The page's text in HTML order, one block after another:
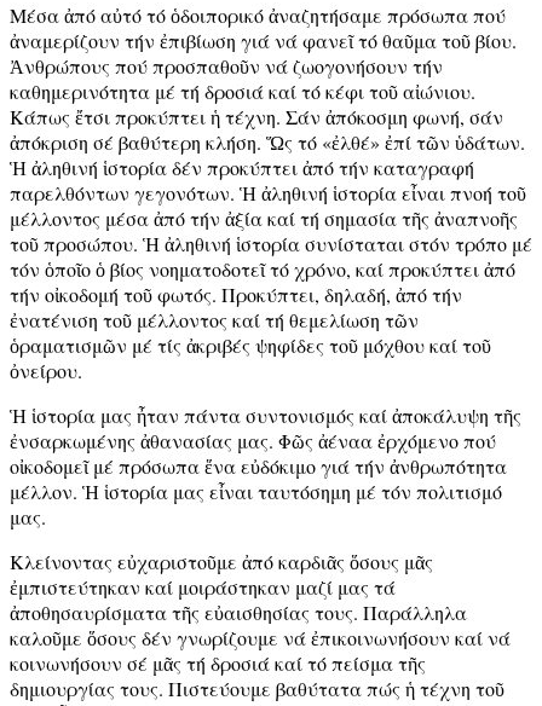
Μέσα ἀπό αὐτό τό ὁδοιπορικό ἀναζητήσαμε πρόσωπα πού
ἀναμερίζουν τήν ἐπιβίωση γιά νά φανεῖ τό θαῦμα τοῦ βίου.
Ἀνθρώπους πού προσπαθοῦν νά ζωογονήσουν τήν
καθημερινότητα μέ τή δροσιά καί τό κέφι τοῦ αἰώνιου.
Κάπως ἔτσι προκύπτει ἡ τέχνη. Σάν ἀπόκοσμη φωνή, σάν
ἀπόκριση σέ βαθύτερη κλήση. Ὥς τό «ἐλθέ» ἐπί τῶν ὑδάτων.
Ἡ ἀληθινή ἱστορία δέν προκύπτει ἀπό τήν καταγραφή
παρελθόντων γεγονότων. Ἡ ἀληθινή ἱστορία εἶναι πνοή τοῦ
μέλλοντος μέσα ἀπό τήν ἀξία καί τή σημασία τῆς ἀναπνοῆς
τοῦ προσώπου. Ἡ ἀληθινή ἱστορία συνίσταται στόν τρόπο μέ
τόν ὁποῖο ὁ βίος νοηματοδοτεῖ τό χρόνο, καί προκύπτει ἀπό
τήν οἰκοδομή τοῦ φωτός. Προκύπτει, δηλαδή, ἀπό τήν
ἐνατένιση τοῦ μέλλοντος καί τή θεμελίωση τῶν
ὁραματισμῶν μέ τίς ἀκριβές ψηφίδες τοῦ μόχθου καί τοῦ
ὀνείρου.
Ἡ ἱστορία μας ἦταν πάντα συντονισμός καί ἀποκάλυψη τῆς
ἐνσαρκωμένης ἀθανασίας μας. Φῶς ἀέναα ἐρχόμενο πού
οἰκοδομεῖ μέ πρόσωπα ἕνα εὐδόκιμο γιά τήν ἀνθρωπότητα
μέλλον. Ἡ ἱστορία μας εἶναι ταυτόσημη μέ τόν πολιτισμό
μας.
Κλείνοντας εὐχαριστοῦμε ἀπό καρδιᾶς ὅσους μᾶς
ἐμπιστεύτηκαν καί μοιράστηκαν μαζί μας τά
ἀποθησαυρίσματα τῆς εὐαισθησίας τους. Παράλληλα
καλοῦμε ὅσους δέν γνωρίζουμε νά ἐπικοινωνήσουν καί νά
κοινωνήσουν σέ μᾶς τή δροσιά καί τό πείσμα τῆς
δημιουργίας τους. Πιστεύουμε βαθύτατα πώς ἡ τέχνη τοῦ